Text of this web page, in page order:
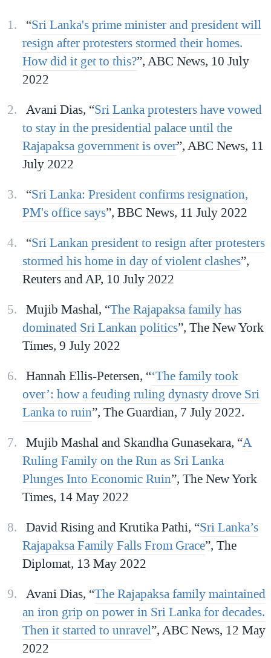
“Sri Lanka's prime minister and president will
resign after protesters stormed their homes.
How did it get to this?”, ABC News, 10 July
2022
Avani Dias, “Sri Lanka protesters have vowed
to stay in the presidential palace until the
Rajapaksa government is over”, ABC News, 11
July 2022
“Sri Lanka: President confirms resignation,
PM's office says”, BBC News, 11 July 2022
“Sri Lankan president to resign after protesters
stormed his home in day of violent clashes”,
Reuters and AP, 10 July 2022
Mujib Mashal, “The Rajapaksa family has
dominated Sri Lankan politics”, The New York
Times, 9 July 2022
Hannah Ellis-Petersen, “‘The family took
over’: how a feuding ruling dynasty drove Sri
Lanka to ruin”, The Guardian, 7 July 2022.
Mujib Mashal and Skandha Gunasekara, “A
Ruling Family on the Run as Sri Lanka
Plunges Into Economic Ruin”, The New York
Times, 14 May 2022
David Rising and Krutika Pathi, “Sri Lanka’s
Rajapaksa Family Falls From Grace”, The
Diplomat, 13 May 2022
Avani Dias, “The Rajapaksa family maintained
an iron grip on power in Sri Lanka for decades.
Then it started to unravel”, ABC News, 12 May
2022